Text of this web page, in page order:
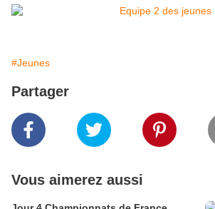
#Jeunes
Partager
Vous aimerez aussi